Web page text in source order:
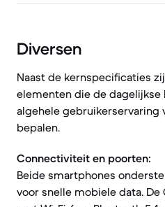
Diversen
Naast de kernspecificaties
elementen die de dagelijkse
algehele gebruikerservaring
bepalen.
Connectiviteit en poorten:
Beide smartphones
voor snelle mobiele data. De